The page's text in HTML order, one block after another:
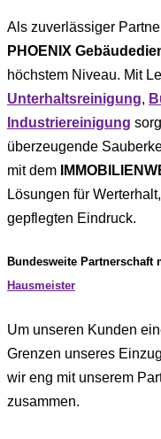
Als zuverlässiger
PHOENIX
höchstem Niveau. Mit
Unterhaltsreinigung,
Industriereinigung
überzeugende
mit dem
Lösungen für
gepflegten Eindruck.
Bundesweite Partnerschaft
Hausmeister
Um unseren Kunden
Grenzen unseres
wir eng mit unserem
zusammen.